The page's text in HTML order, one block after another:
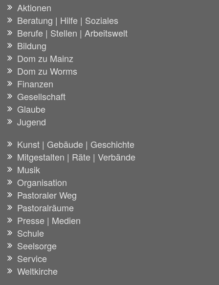
Aktionen
Beratung | Hilfe | Soziales
Berufe | Stellen | Arbeitswelt
Bildung
Dom zu Mainz
Dom zu Worms
Finanzen
Gesellschaft
Glaube
Jugend
Kunst | Gebäude | Geschichte
Mitgestalten | Räte | Verbände
Musik
Organisation
Pastoraler Weg
Pastoralräume
Presse | Medien
Schule
Seelsorge
Service
Weltkirche